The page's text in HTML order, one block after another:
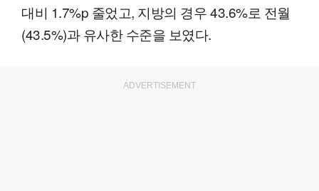
대비 1.7%p 줄었고, 지방의 경우 43.6%로 전월
(43.5%)과 유사한 수준을 보였다.
ADVERTISEMENT